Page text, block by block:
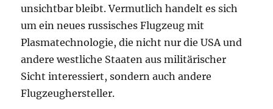
unsichtbar bleibt. Vermutlich handelt es sich
um ein neues russisches Flugzeug mit
Plasmatechnologie, die nicht nur die USA und
andere westliche Staaten aus militärischer
Sicht interessiert, sondern auch andere
Flugzeughersteller.